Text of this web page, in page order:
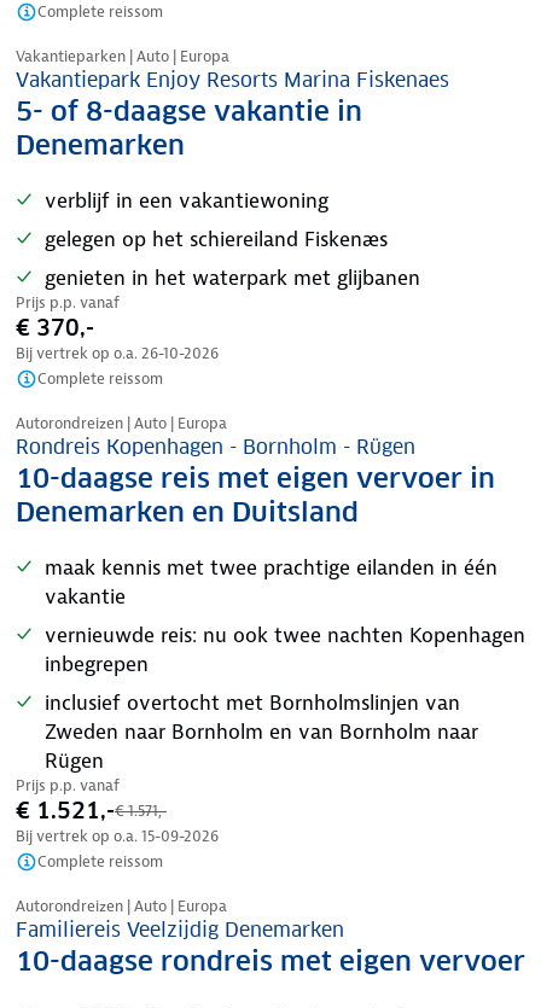
Complete reissom
Vakantieparken | Auto | Europa
Vakantiepark Enjoy Resorts Marina Fiskenaes
5- of 8-daagse vakantie in
Denemarken
verblijf in een vakantiewoning
gelegen op het schiereiland Fiskenæs
genieten in het waterpark met glijbanen
Prijs p.p. vanaf
€ 370,-
Bij vertrek op o.a. 26-10-2026
Complete reissom
Nazomer korting
Autorondreizen | Auto | Europa
Rondreis Kopenhagen - Bornholm - Rügen
10-daagse reis met eigen vervoer in
Denemarken en Duitsland
maak kennis met twee prachtige eilanden in één
vakantie
vernieuwde reis: nu ook twee nachten Kopenhagen
inbegrepen
inclusief overtocht met Bornholmslinjen van
Zweden naar Bornholm en van Bornholm naar
Rügen
Prijs p.p. vanaf
€ 1.521,-€ 1.571,-
Bij vertrek op o.a. 15-09-2026
Complete reissom
Nazomer korting
Autorondreizen | Auto | Europa
Familiereis Veelzijdig Denemarken
10-daagse rondreis met eigen vervoer